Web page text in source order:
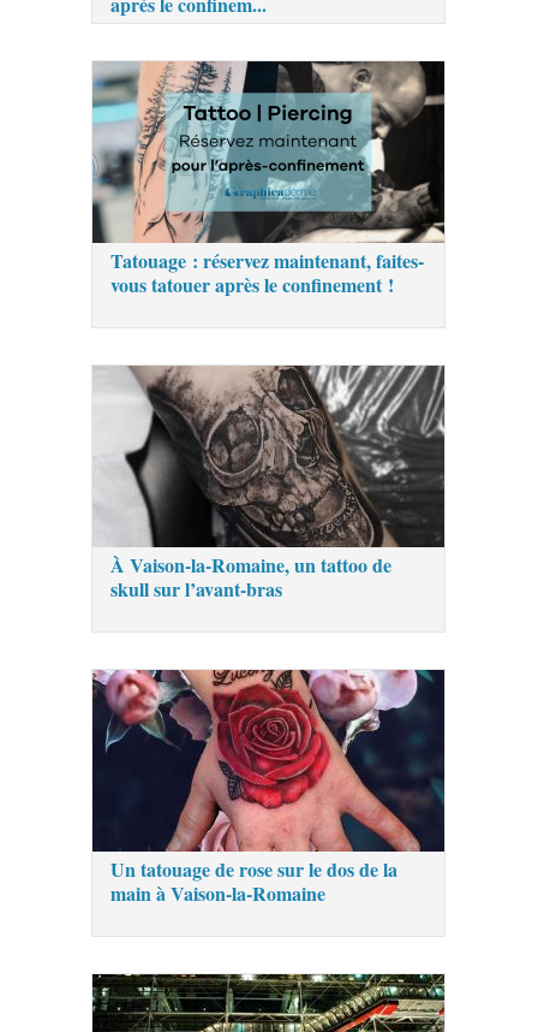
Tatouage : réservez maintenant, faites-
vous tatouer après le confinement !
À Vaison-la-Romaine, un tattoo de
skull sur l’avant-bras
Un tatouage de rose sur le dos de la
main à Vaison-la-Romaine